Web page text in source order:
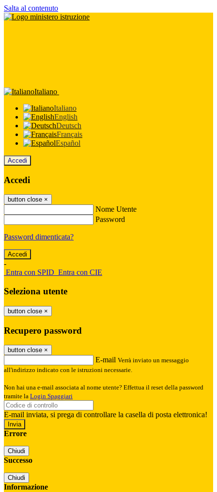
Salta al contenuto
Italiano
Italiano
English
Deutsch
Français
Español
Accedi
Accedi
button close ×
Nome Utente
Password
Password dimenticata?
-
Entra con SPID Entra con CIE
Seleziona utente
button close ×
Recupero password
button close ×
E-mail Verrà inviato un messaggio
all'indirizzo indicato con le istruzioni necessarie.
Non hai una e-mail associata al nome utente? Effettua il reset della password
tramite la Login Spaggiari
E-mail inviata, si prega di controllare la casella di posta elettronica!
Errore
Chiudi
Successo
Chiudi
Informazione